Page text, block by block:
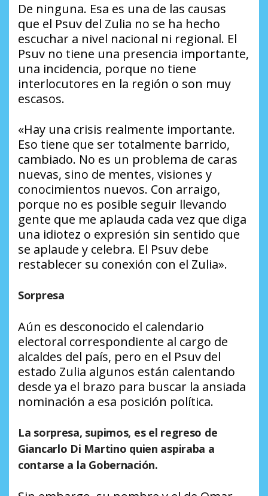
De ninguna. Esa es una de las causas
que el Psuv del Zulia no se ha hecho
escuchar a nivel nacional ni regional. El
Psuv no tiene una presencia importante,
una incidencia, porque no tiene
interlocutores en la región o son muy
escasos.
«Hay una crisis realmente importante.
Eso tiene que ser totalmente barrido,
cambiado. No es un problema de caras
nuevas, sino de mentes, visiones y
conocimientos nuevos. Con arraigo,
porque no es posible seguir llevando
gente que me aplauda cada vez que diga
una idiotez o expresión sin sentido que
se aplaude y celebra. El Psuv debe
restablecer su conexión con el Zulia».
Sorpresa
Aún es desconocido el calendario
electoral correspondiente al cargo de
alcaldes del país, pero en el Psuv del
estado Zulia algunos están calentando
desde ya el brazo para buscar la ansiada
nominación a esa posición política.
La sorpresa, supimos, es el regreso de
Giancarlo Di Martino quien aspiraba a
contarse a la Gobernación.